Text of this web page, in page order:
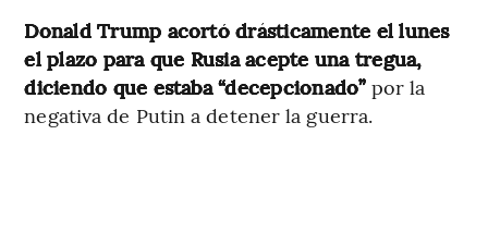
Donald Trump acortó drásticamente el lunes
el plazo para que Rusia acepte una tregua,
diciendo que estaba “decepcionado” por la
negativa de Putin a detener la guerra.